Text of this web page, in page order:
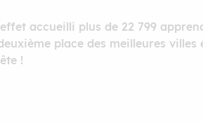
accueilli plus de 22 799
place des meilleures
!